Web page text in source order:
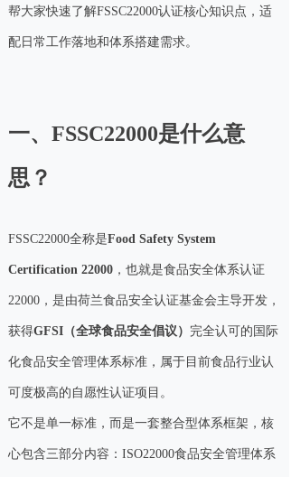
帮大家快速了解FSSC22000认证核心知识点，适
配日常工作落地和体系搭建需求。
一、FSSC22000是什么意
思？
FSSC22000全称是Food Safety System
Certification 22000 ，也就是食品安全体系认证
22000，是由荷兰食品安全认证基金会主导开发，
获得GFSI（全球食品安全倡议） 完全认可的国际
化食品安全管理体系标准，属于目前食品行业认
可度极高的自愿性认证项目。
它不是单一标准，而是一套整合型体系框架，核
心包含三部分内容：ISO22000食品安全管理体系